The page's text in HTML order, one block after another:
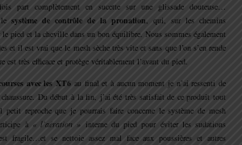
part complètement en sucette sur une glissade douteuse…
système de contrôle de la pronation, qui, sur les chemins
pied et la cheville dans un bon équilibre. Nous sommes également
et il est vrai que le mesh sèche très vite et sans que l’on s’en rende
est très efficace et protège véritablement l’avant du pied.
avec les XT6 au final et à aucun moment je n’ai ressenti de
chaussure. Du début à la fin, j’ai été très satisfait de ce produit tout
reproche que je pourrais faire concerne le système de mesh
à « l’aération » interne du pied pour éviter les sudations
fragile…et se nettoie assez mal face aux poussières et autres